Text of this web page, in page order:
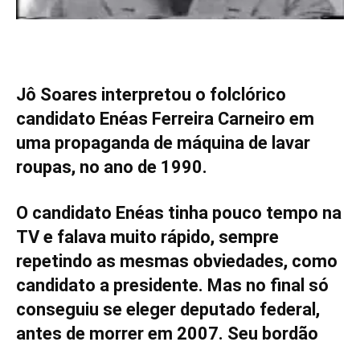
Jô Soares interpretou o folclórico
candidato Enéas Ferreira Carneiro em
uma propaganda de máquina de lavar
roupas, no ano de 1990.
O candidato Enéas tinha pouco tempo na
TV e falava muito rápido, sempre
repetindo as mesmas obviedades, como
candidato a presidente. Mas no final só
conseguiu se eleger deputado federal,
antes de morrer em 2007. Seu bordão